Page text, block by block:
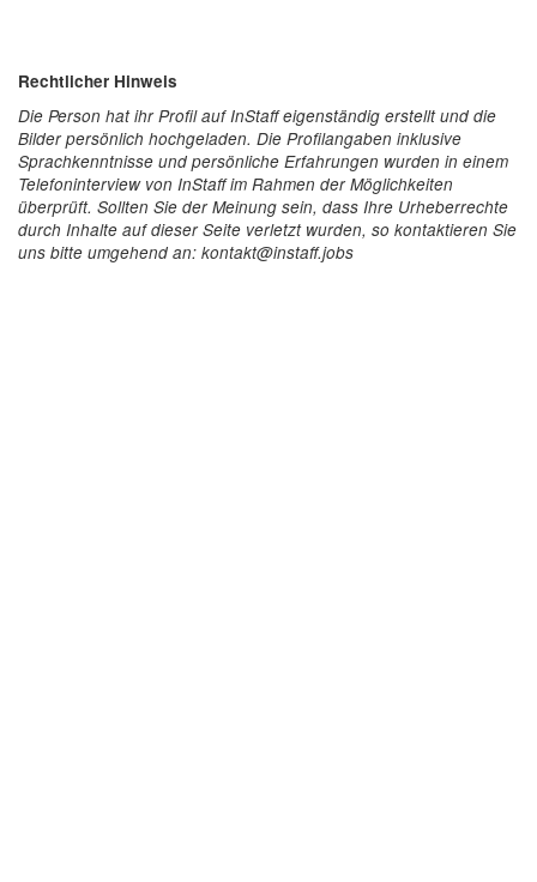
Rechtlicher Hinweis
Die Person hat ihr Profil auf InStaff eigenständig erstellt und die
Bilder persönlich hochgeladen. Die Profilangaben inklusive
Sprachkenntnisse und persönliche Erfahrungen wurden in einem
Telefoninterview von InStaff im Rahmen der Möglichkeiten
überprüft. Sollten Sie der Meinung sein, dass Ihre Urheberrechte
durch Inhalte auf dieser Seite verletzt wurden, so kontaktieren Sie
uns bitte umgehend an: kontakt@instaff.jobs